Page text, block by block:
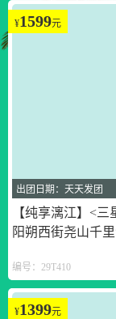
出团日期：天天发团
【纯享漓江】<
阳朔西街尧山千
¥1599元
编号：29T410
¥1399元